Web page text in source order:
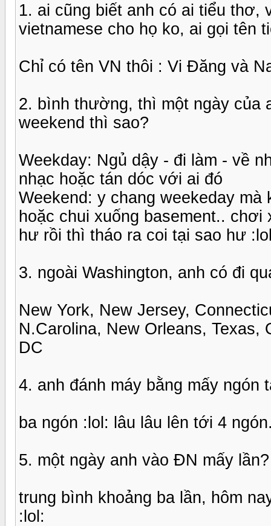
1. ai cũng biết anh có ai tiểu thơ,
vietnamese cho họ ko, ai gọi tên
Chỉ có tên VN thôi : Vi Đăng và
2. bình thường, thì một ngày của
weekend thì sao?
Weekday: Ngủ dậy - đi làm - về
nhạc hoặc tán dóc với ai đó
Weekend: y chang weekeday
hoặc chui xuống basement..
hư rồi thì tháo ra coi tại sao hư
3. ngoài Washington, anh có đi
New York, New Jersey,
N.Carolina, New Orleans, Texas,
DC
4. anh đánh máy bằng mấy ngón
ba ngón :lol: lâu lâu lên tới 4
5. một ngày anh vào ĐN mấy lần?
trung bình khoảng ba lần, hôm
:lol: